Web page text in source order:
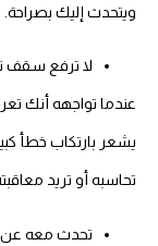
ويتحدث إليك بصراحة.
لا ترفع سقف
عندما تواجهه أنك
يشعر بارتكاب خطأ
تحاسبه أو تريد
تحدث معه عن